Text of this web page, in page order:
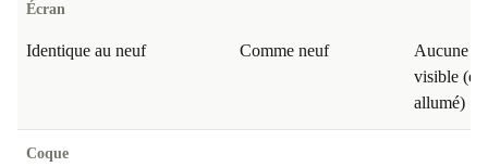
Écran
Identique au neuf
Coque
Comme neuf
Aucune
visible
allumé)